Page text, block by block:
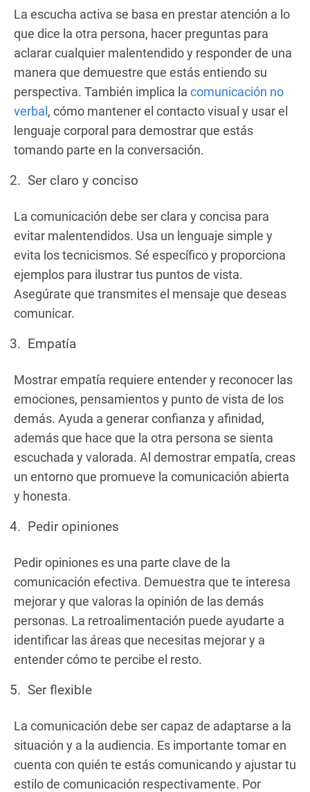
La escucha activa se basa en prestar atención a lo
que dice la otra persona, hacer preguntas para
aclarar cualquier malentendido y responder de una
manera que demuestre que estás entiendo su
perspectiva. También implica la comunicación no
verbal, cómo mantener el contacto visual y usar el
lenguaje corporal para demostrar que estás
tomando parte en la conversación.
Ser claro y conciso
La comunicación debe ser clara y concisa para
evitar malentendidos. Usa un lenguaje simple y
evita los tecnicismos. Sé específico y proporciona
ejemplos para ilustrar tus puntos de vista.
Asegúrate que transmites el mensaje que deseas
comunicar.
Empatía
Mostrar empatía requiere entender y reconocer las
emociones, pensamientos y punto de vista de los
demás. Ayuda a generar confianza y afinidad,
además que hace que la otra persona se sienta
escuchada y valorada. Al demostrar empatía, creas
un entorno que promueve la comunicación abierta
y honesta.
Pedir opiniones
Pedir opiniones es una parte clave de la
comunicación efectiva. Demuestra que te interesa
mejorar y que valoras la opinión de las demás
personas. La retroalimentación puede ayudarte a
identificar las áreas que necesitas mejorar y a
entender cómo te percibe el resto.
Ser flexible
La comunicación debe ser capaz de adaptarse a la
situación y a la audiencia. Es importante tomar en
cuenta con quién te estás comunicando y ajustar tu
estilo de comunicación respectivamente. Por